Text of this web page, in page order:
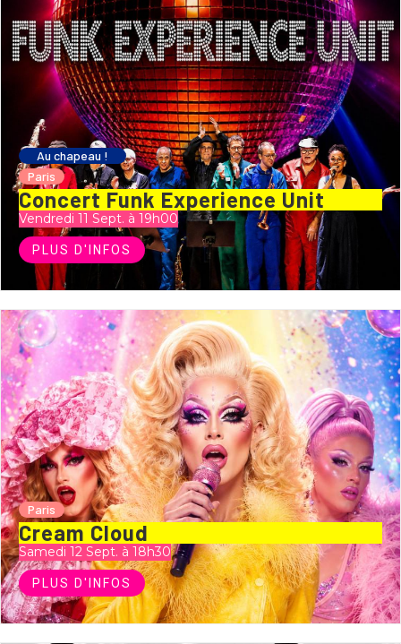
Au chapeau !
Paris
Concert Funk Experience Unit
Vendredi 11 Sept. à 19h00
PLUS D'INFOS
Paris
Cream Cloud
Samedi 12 Sept. à 18h30
PLUS D'INFOS